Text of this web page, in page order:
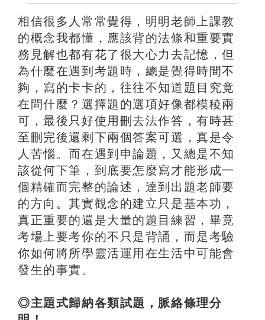
相信很多人常常覺得，明明老師上課教
的概念我都懂，應該背的法條和重要實
務見解也都有花了很大心力去記憶，但
為什麼在遇到考題時，總是覺得時間不
夠，寫的卡卡的，往往不知道題目究竟
在問什麼？選擇題的選項好像都模稜兩
可，最後只好使用刪去法作答，有時甚
至刪完後還剩下兩個答案可選，真是令
人苦惱。而在遇到申論題，又總是不知
該從何下筆，到底要怎麼寫才能形成一
個精確而完整的論述，達到出題老師要
的方向。其實觀念的建立只是基本功，
真正重要的還是大量的題目練習，畢竟
考場上要考你的不只是背誦，而是考驗
你如何將所學靈活運用在生活中可能會
發生的事實。
◎主題式歸納各類試題，脈絡條理分